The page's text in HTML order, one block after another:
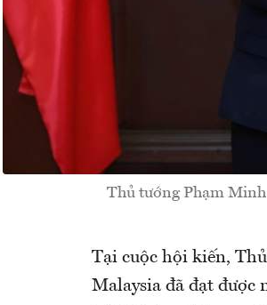
Thủ tướng Phạm
Tại cuộc hội kiến,
Malaysia đã đạt